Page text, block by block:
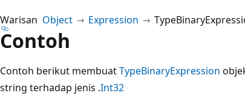
Warisan Object Expression
Contoh
Contoh berikut membuatTypeBinaryExpression
string terhadap jenis .Int32